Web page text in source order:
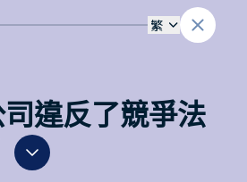
繁
違反了競爭法